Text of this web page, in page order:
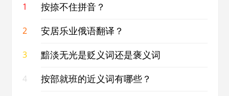
1 按捺不住拼音？
2 安居乐业俄语翻译？
3 黯淡无光是贬义词还是褒义词
4 按部就班的近义词有哪些？